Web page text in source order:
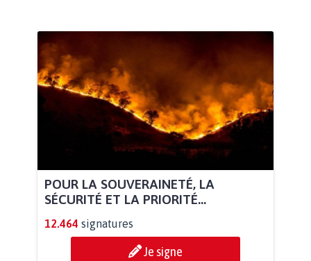
POUR LA SOUVERAINETÉ, LA
SÉCURITÉ ET LA PRIORITÉ...
12.464 signatures
Je signe